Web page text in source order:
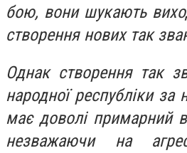
бою, вони шукають
створення нових так
Однак створення так
народної республіки за
має доволі примарний
незважаючи на